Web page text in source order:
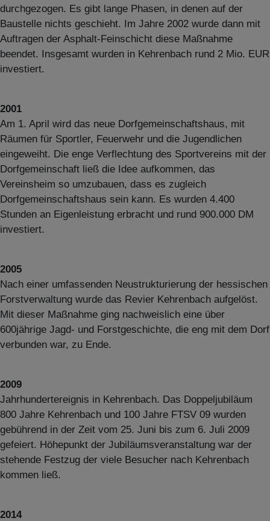
durchgezogen. Es gibt lange Phasen, in denen auf der
Baustelle nichts geschieht. Im Jahre 2002 wurde dann mit
Auftragen der Asphalt-Feinschicht diese Maßnahme
beendet. Insgesamt wurden in Kehrenbach rund 2 Mio. EUR
investiert.
2001
Am 1. April wird das neue Dorfgemeinschaftshaus, mit
Räumen für Sportler, Feuerwehr und die Jugendlichen
eingeweiht. Die enge Verflechtung des Sportvereins mit der
Dorfgemeinschaft ließ die Idee aufkommen, das
Vereinsheim so umzubauen, dass es zugleich
Dorfgemeinschaftshaus sein kann. Es wurden 4.400
Stunden an Eigenleistung erbracht und rund 900.000 DM
investiert.
2005
Nach einer umfassenden Neustrukturierung der hessischen
Forstverwaltung wurde das Revier Kehrenbach aufgelöst.
Mit dieser Maßnahme ging nachweislich eine über
600jährige Jagd- und Forstgeschichte, die eng mit dem Dorf
verbunden war, zu Ende.
2009
Jahrhundertereignis in Kehrenbach. Das Doppeljubiläum
800 Jahre Kehrenbach und 100 Jahre FTSV 09 wurden
gebührend in der Zeit vom 25. Juni bis zum 6. Juli 2009
gefeiert. Höhepunkt der Jubiläumsveranstaltung war der
stehende Festzug der viele Besucher nach Kehrenbach
kommen ließ.
2014